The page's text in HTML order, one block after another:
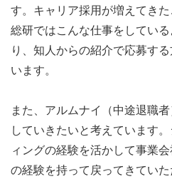
す。キャリア採用が増えてき
総研ではこんな仕事をしてい
り、知人からの紹介で応募す
います。
また、アルムナイ（中途退職
していきたいと考えています
ィングの経験を活かして事業
の経験を持って戻ってきてい